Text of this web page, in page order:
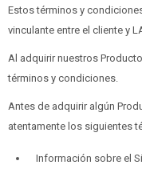
Estos términos y
vinculante entre el cliente y
Al adquirir nuestros
términos y condiciones.
Antes de adquirir algún
atentamente los siguientes
Información sobre el